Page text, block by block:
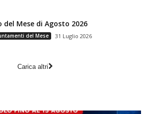
del Mese di Agosto 2026
del Mese 31 Luglio 2026
Carica altri